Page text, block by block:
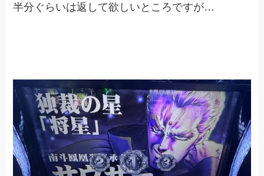
半分ぐらいは返して欲しいところですが…